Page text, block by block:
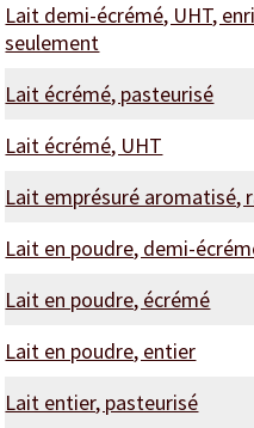
Lait demi-écrémé, UHT,
seulement
Lait écrémé, pasteurisé
Lait écrémé, UHT
Lait emprésuré aromatisé,
Lait en poudre, demi-
Lait en poudre, écrémé
Lait en poudre, entier
Lait entier, pasteurisé